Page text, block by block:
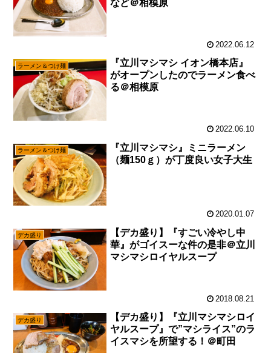
など＠相模原
2022.06.12
ラーメン＆つけ麺
『立川マシマシ イオン橋本店』
がオープンしたのでラーメン食べ
る＠相模原
2022.06.10
ラーメン＆つけ麺
『立川マシマシ』ミニラーメン
（麺150ｇ）が丁度良い女子大生
2020.01.07
デカ盛り
【デカ盛り】『すごい冷やし中
華』がゴイスーな件の是非＠立川
マシマシロイヤルスープ
2018.08.21
デカ盛り
【デカ盛り】『立川マシマシロイ
ヤルスープ』で”マシライス”のラ
イスマシを所望する！＠町田